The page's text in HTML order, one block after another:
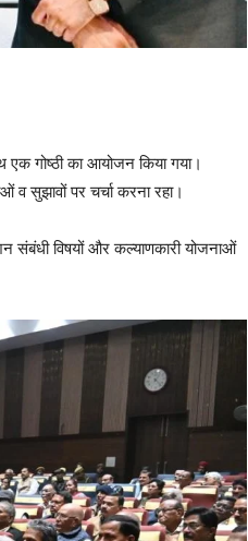
एक गोष्ठी का आयोजन किया गया।
व सुझावों पर चर्चा करना रहा।
संबंधी विषयों और कल्याणकारी योजनाओं